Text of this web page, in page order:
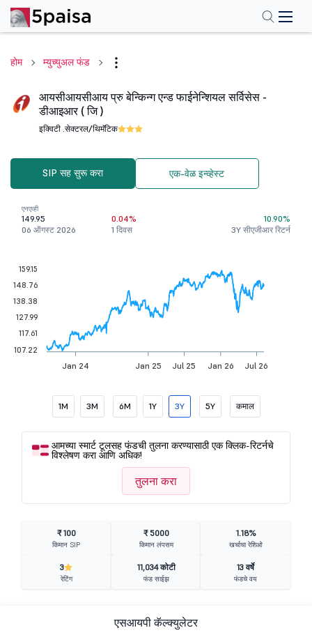
होम म्युच्युअल फंड
आयसीआयसीआय प्रु बेन्किन्ग एन्ड फाईनेन्शियल सर्विसेस -
डीआइआर ( जि )
इक्विटी .सेक्टरल/थिमॅटिक
SIP सह सुरू करा एक-वेळ इन्व्हेस्ट
एनएव्ही
149.95
06 ऑगस्ट 2026
0.04%
1 दिवस
10.90%
3Y सीएजीआर रिटर्न
Jan 24 Jan 25 Jul 25 Jan 26 Jul 26
159.15
148.76
138.38
127.99
117.61
107.22
1M 3M 6M 1Y 3Y 5Y कमाल
आमच्या स्मार्ट टूलसह फंडची तुलना करण्यासाठी एक क्लिक-रिटर्नचे
विश्लेषण करा आणि अधिक!
तुलना करा
₹ 100
किमान SIP
₹ 5000
किमान लंपसम
1.18%
खर्चाचा रेशिओ
3
रेटिंग
11,034 कोटी
फंड साईझ
13 वर्षे
फंडचे वय
एसआयपी कॅल्क्युलेटर